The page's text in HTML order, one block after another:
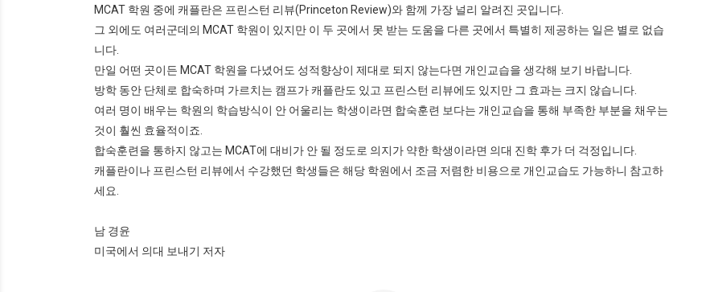
MCAT 학원 중에 캐플란은 프린스턴 리뷰(Princeton Review)와 함께 가장 널리 알려진 곳입니다.
그 외에도 여러군데의 MCAT 학원이 있지만 이 두 곳에서 못 받는 도움을 다른 곳에서 특별히 제공하는 일은 별로 없습
니다.
만일 어떤 곳이든 MCAT 학원을 다녔어도 성적향상이 제대로 되지 않는다면 개인교습을 생각해 보기 바랍니다.
방학 동안 단체로 합숙하며 가르치는 캠프가 캐플란도 있고 프린스턴 리뷰에도 있지만 그 효과는 크지 않습니다.
여러 명이 배우는 학원의 학습방식이 안 어울리는 학생이라면 합숙훈련 보다는 개인교습을 통해 부족한 부분을 채우는
것이 훨씬 효율적이죠.
합숙훈련을 통하지 않고는 MCAT에 대비가 안 될 정도로 의지가 약한 학생이라면 의대 진학 후가 더 걱정입니다.
캐플란이나 프린스턴 리뷰에서 수강했던 학생들은 해당 학원에서 조금 저렴한 비용으로 개인교습도 가능하니 참고하
세요.
남 경윤
미국에서 의대 보내기 저자